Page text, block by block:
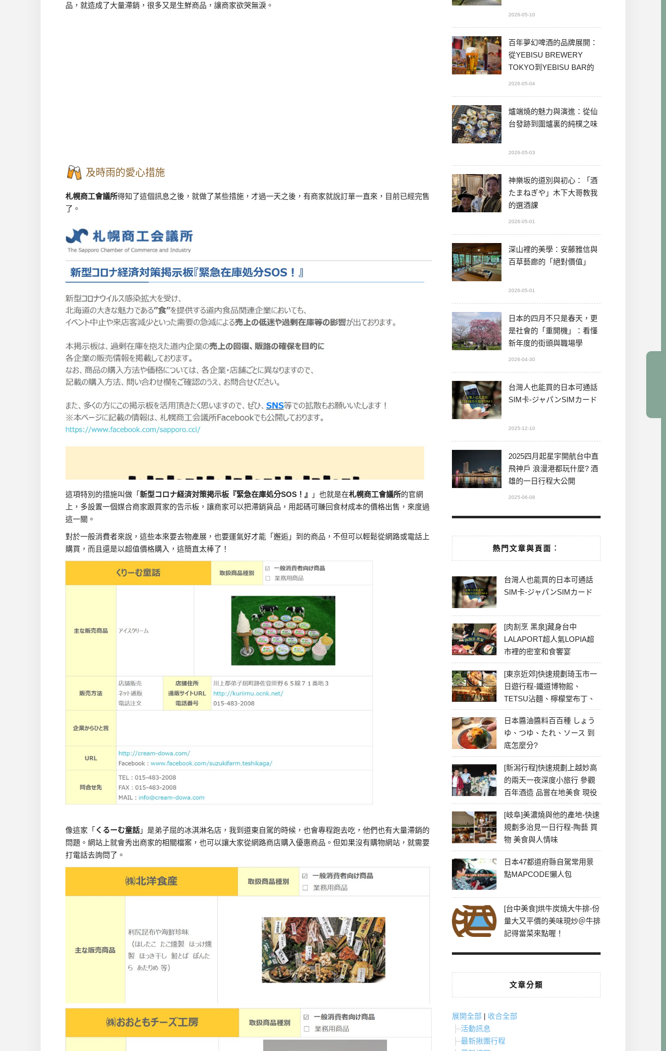
品，就造成了大量滯銷，很多又是生鮮商品，讓商家欲哭無淚。
及時雨的愛心措施
札幌商工會議所得知了這個訊息之後，就做了某些措施，才過一天之後，有商家就說訂單一直來，目前已經完售
了。
這項特別的措施叫做「 新型コロナ経済対策掲示板『緊急在庫処分SOS！』 」也就是在札幌商工會議所的官網
上，多設置一個媒合商家跟買家的告示板，讓商家可以把滯銷貨品，用起碼可賺回食材成本的價格出售，來度過
這一關。
對於一般消費者來說，這些本來要去物產展，也要運氣好才能「邂逅」到的商品，不但可以輕鬆從網路或電話上
購買，而且還是以超值價格購入，這簡直太棒了！
像這家「 くるーむ童話 」是弟子屈的冰淇淋名店，我到道東自駕的時候，也會專程跑去吃，他們也有大量滯銷的
問題。網站上就會秀出商家的相關檔案，也可以讓大家從網路商店購入優惠商品。但如果沒有購物網站，就需要
打電話去詢問了。
2026-05-10
百年夢幻啤酒的品牌展開：
從YEBISU BREWERY
TOKYO到YEBISU BAR的
2026-05-04
爐端燒的魅力與演進：從仙
台發跡到圍爐裏的純樸之味
2026-05-03
神樂坂的道別與初心：「酒
たまねぎや」木下大哥教我
的選酒課
2026-05-01
深山裡的美學：安藤雅信與
百草藝廊的「絕對價值」
2026-05-01
日本的四月不只是春天，更
是社會的「重開機」：看懂
新年度的街頭與職場學
2026-04-30
台灣人也能買的日本可通話
SIM卡-ジャパンSIMカード
2025-12-10
2025四月起星宇開航台中直
飛神戶 浪漫港都玩什麼? 酒
雄的一日行程大公開
2025-06-08
熱門文章與頁面︰
台灣人也能買的日本可通話
SIM卡-ジャパンSIMカード
[肉割烹 黑泉]藏身台中
LALAPORT超人氣LOPIA超
市裡的密室和食饗宴
[東京近郊]快速規劃琦玉市一
日遊行程-鐵道博物館、
TETSU沾麵、檸檬堂布丁、
冰川神社、美食彙整
日本醬油醬料百百種 しょう
ゆ、つゆ、たれ、ソース 到
底怎麼分?
[新潟行程]快速規劃上越妙高
的兩天一夜深度小旅行 參觀
百年酒造 品嘗在地美食 現役
最老牌電影院
[岐阜]美濃燒與他的產地-快速
規劃多治見一日行程-陶藝 買
物 美食與人情味
日本47都道府縣自駕常用景
點MAPCODE懶人包
[台中美食]烘牛炭燒大牛排-份
量大又平價的美味現炒＠牛排
記得當菜來點喔！
文章分類
展開全部 | 收合全部
活動訊息
最新揪團行程